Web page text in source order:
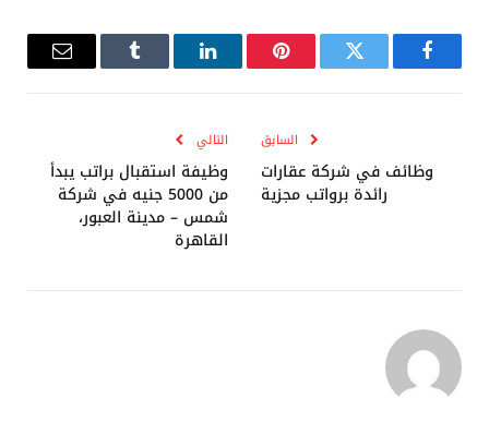
فيسبوك تويتر بينتيريستلينكدإن Tumblr
البريد
السابق
وظائف في شركة عقارات
رائدة برواتب مجزية
التالي
وظيفة استقبال براتب يبدأ
من 5000 جنيه في شركة
شمس – مدينة العبور،
القاهرة